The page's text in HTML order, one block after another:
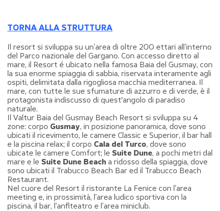
TORNA ALLA STRUTTURA
Il resort si sviluppa su un’area di oltre 200 ettari all’interno
del Parco nazionale del Gargano. Con accesso diretto al
mare, il Resort é ubicato nella famosa Baia del Gusmay, con
la sua enorme spiaggia di sabbia, riservata interamente agli
ospiti, delimitata dalla rigogliosa macchia mediterranea. Il
mare, con tutte le sue sfumature di azzurro e di verde, è il
protagonista indiscusso di quest'angolo di paradiso
naturale.
Il Valtur Baia del Gusmay Beach Resort si sviluppa su 4
zone: corpo Gusmay, in posizione panoramica, dove sono
ubicati il ricevimento, le camere Classic e Superior, il bar hall
e la piscina relax; il corpo Cala del Turco, dove sono
ubicate le camere Comfort; le Suite Dune, a pochi metri dal
mare e le Suite Dune Beach a ridosso della spiaggia, dove
sono ubicati il Trabucco Beach Bar ed il Trabucco Beach
Restaurant.
Nel cuore del Resort il ristorante La Fenice con l’area
meeting e, in prossimità, l’area ludico sportiva con la
piscina, il bar, l’anfiteatro e l’area miniclub.